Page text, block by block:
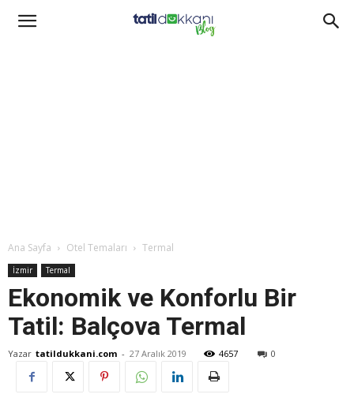
Ana Sayfa Otel Temaları Termal
İzmir Termal
Ekonomik ve Konforlu Bir
Tatil: Balçova Termal
Yazar tatildukkani.com - 27 Aralık 2019 4657 0